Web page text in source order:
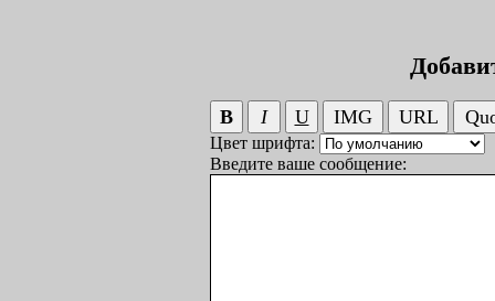
Цвет шрифта:
Введите ваше сообщение: